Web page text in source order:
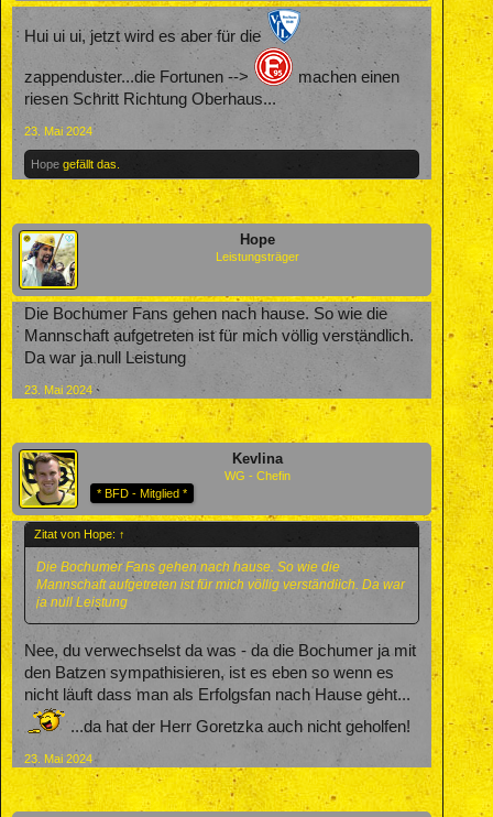
Hui ui ui, jetzt wird es aber für die
zappenduster...die Fortunen -->
machen einen
riesen Schritt Richtung Oberhaus...
23. Mai 2024
Hope gefällt das.
Hope
Leistungsträger
Die Bochumer Fans gehen nach hause. So wie die
Mannschaft aufgetreten ist für mich völlig verständlich.
Da war ja null Leistung
23. Mai 2024
Kevlina
WG - Chefin
* BFD - Mitglied *
Zitat von Hope: ↑
Die Bochumer Fans gehen nach hause. So wie die
Mannschaft aufgetreten ist für mich völlig verständlich. Da war
ja null Leistung
Nee, du verwechselst da was - da die Bochumer ja mit
den Batzen sympathisieren, ist es eben so wenn es
nicht läuft dass man als Erfolgsfan nach Hause geht...
...da hat der Herr Goretzka auch nicht geholfen!
23. Mai 2024